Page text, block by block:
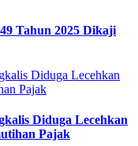
Tahun 2025 Dikaji
Diduga Lecehkan
Pajak